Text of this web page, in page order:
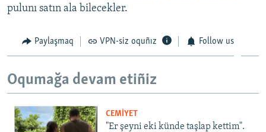
pulunı satın ala bilecekler.
Paylaşmaq VPN-siz oquñız Follow us
Oqumağa devam etiñiz
CEMİYET
"Er şeyni eki künde taşlap kettim".